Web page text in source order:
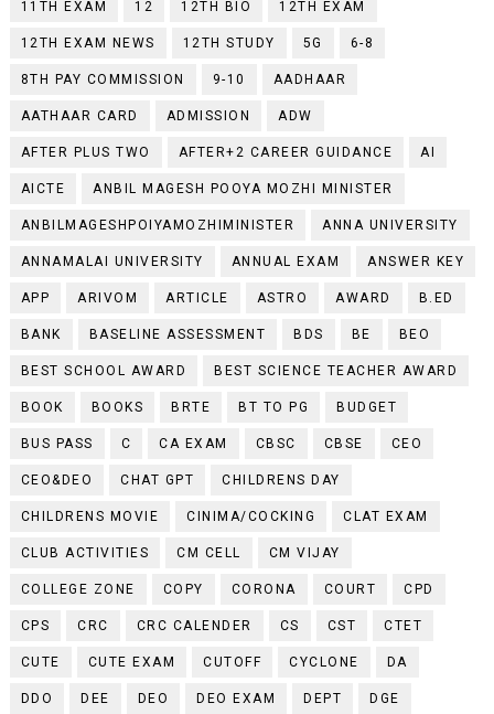
11TH EXAM 12 12TH BIO 12TH EXAM
12TH EXAM NEWS 12TH STUDY 5G 6-8
8TH PAY COMMISSION 9-10 AADHAAR
AATHAAR CARD ADMISSION ADW
AFTER PLUS TWO AFTER+2 CAREER GUIDANCE AI
AICTE ANBIL MAGESH POOYA MOZHI MINISTER
ANBILMAGESHPOIYAMOZHIMINISTER ANNA UNIVERSITY
ANNAMALAI UNIVERSITY ANNUAL EXAM ANSWER KEY
APP ARIVOM ARTICLE ASTRO AWARD B.ED
BANK BASELINE ASSESSMENT BDS BE BEO
BEST SCHOOL AWARD BEST SCIENCE TEACHER AWARD
BOOK BOOKS BRTE BT TO PG BUDGET
BUS PASS C CA EXAM CBSC CBSE CEO
CEO&DEO CHAT GPT CHILDRENS DAY
CHILDRENS MOVIE CINIMA/COCKING CLAT EXAM
CLUB ACTIVITIES CM CELL CM VIJAY
COLLEGE ZONE COPY CORONA COURT CPD
CPS CRC CRC CALENDER CS CST CTET
CUTE CUTE EXAM CUTOFF CYCLONE DA
DDO DEE DEO DEO EXAM DEPT DGE